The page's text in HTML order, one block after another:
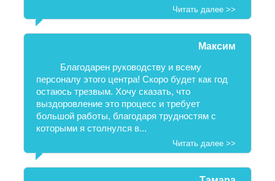
Читать далее >>
Максим
Благодарен руководству и всему
персоналу этого центра! Скоро будет как год
остаюсь трезвым. Хочу сказать, что
выздоровление это процесс и требует
большой работы, благодаря трудностям с
которыми я столнулся в...
Читать далее >>